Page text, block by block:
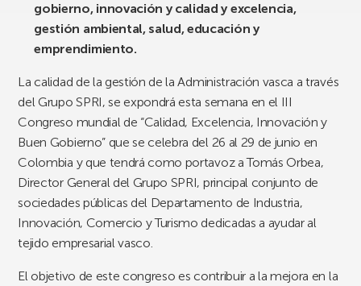
gobierno, innovación y calidad y excelencia,
gestión ambiental, salud, educación y
emprendimiento.
La calidad de la gestión de la Administración vasca a través
del Grupo SPRI, se expondrá esta semana en el III
Congreso mundial de “Calidad, Excelencia, Innovación y
Buen Gobierno” que se celebra del 26 al 29 de junio en
Colombia y que tendrá como portavoz a Tomás Orbea,
Director General del Grupo SPRI, principal conjunto de
sociedades públicas del Departamento de Industria,
Innovación, Comercio y Turismo dedicadas a ayudar al
tejido empresarial vasco.
El objetivo de este congreso es contribuir a la mejora en la